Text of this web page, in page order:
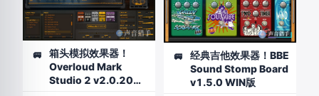
🚐
箱头模拟效果器！
Overloud Mark
Studio 2 v2.0.20
🚐
经典吉他效果器！BBE
Sound Stomp Board
v1.5.0 WIN版